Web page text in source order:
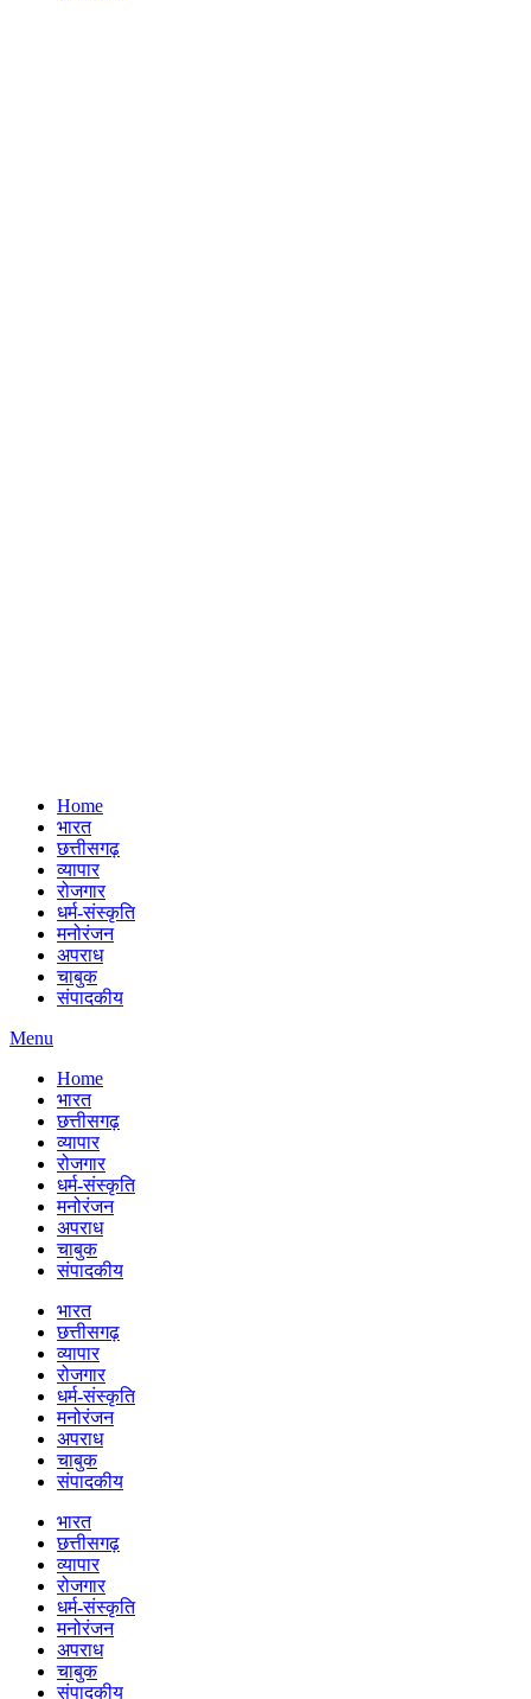
Home
भारत
छत्तीसगढ़
व्यापार
रोजगार
धर्म-संस्कृति
मनोरंजन
अपराध
चाबुक
संपादकीय
Menu
Home
भारत
छत्तीसगढ़
व्यापार
रोजगार
धर्म-संस्कृति
मनोरंजन
अपराध
चाबुक
संपादकीय
भारत
छत्तीसगढ़
व्यापार
रोजगार
धर्म-संस्कृति
मनोरंजन
अपराध
चाबुक
संपादकीय
भारत
छत्तीसगढ़
व्यापार
रोजगार
धर्म-संस्कृति
मनोरंजन
अपराध
चाबुक
संपादकीय